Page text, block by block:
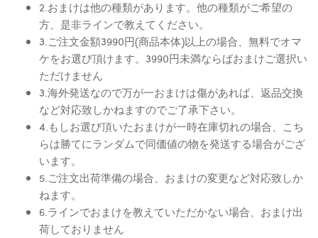
2.おまけは他の種類があります。他の種類がご希望の
方、是非ラインで教えてください。
3.ご注文金額3990円(商品本体)以上の場合、無料でオマ
ケをお選び頂けます。3990円未満ならばおまけご選択い
ただけません
3.海外発送なので万が一おまけは傷があれば、返品交換
など対応致しかねますのでご了承下さい。
4.もしお選び頂いたおまけが一時在庫切れの場合、こち
らは勝てにランダムで同価値の物を発送する場合がござ
います。
5.ご注文出荷準備の場合、おまけの変更など対応致しか
ねます。
6.ラインでおまけを教えていただかない場合、おまけ出
荷しておりません